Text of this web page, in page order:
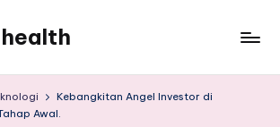
Kebangkitan Angel Investor di
Awal.